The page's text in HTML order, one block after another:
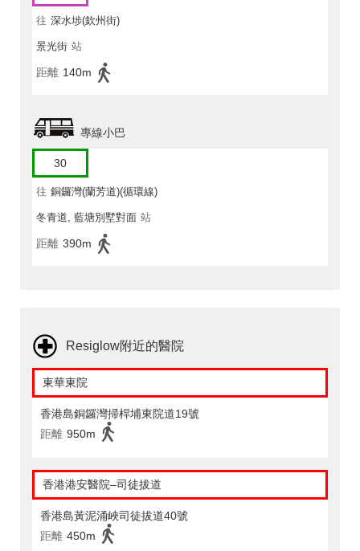
往 深水埗(欽州街)
景光街 站
距離 140m
專線小巴
30
往 銅鑼灣(蘭芳道)(循環線)
冬青道, 藍塘別墅對面 站
距離 390m
Resiglow附近的醫院
東華東院
香港島銅鑼灣掃桿埔東院道19號
距離 950m
香港港安醫院–司徒拔道
香港島黃泥涌峽司徒拔道40號
距離 450m